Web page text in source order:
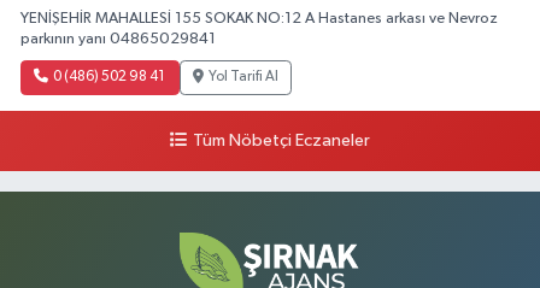
YENİŞEHİR MAHALLESİ 155 SOKAK NO:12 A Hastanes arkası ve Nevroz
parkının yanı 04865029841
0 (486) 502 98 41 Yol Tarifi Al
Tüm Nöbetçi Eczaneler